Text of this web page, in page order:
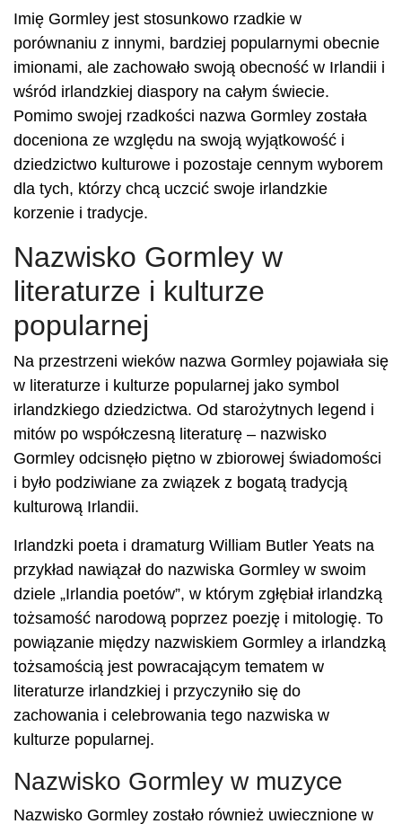
Imię Gormley jest stosunkowo rzadkie w
porównaniu z innymi, bardziej popularnymi obecnie
imionami, ale zachowało swoją obecność w Irlandii i
wśród irlandzkiej diaspory na całym świecie.
Pomimo swojej rzadkości nazwa Gormley została
doceniona ze względu na swoją wyjątkowość i
dziedzictwo kulturowe i pozostaje cennym wyborem
dla tych, którzy chcą uczcić swoje irlandzkie
korzenie i tradycje.
Nazwisko Gormley w
literaturze i kulturze
popularnej
Na przestrzeni wieków nazwa Gormley pojawiała się
w literaturze i kulturze popularnej jako symbol
irlandzkiego dziedzictwa. Od starożytnych legend i
mitów po współczesną literaturę – nazwisko
Gormley odcisnęło piętno w zbiorowej świadomości
i było podziwiane za związek z bogatą tradycją
kulturową Irlandii.
Irlandzki poeta i dramaturg William Butler Yeats na
przykład nawiązał do nazwiska Gormley w swoim
dziele „Irlandia poetów”, w którym zgłębiał irlandzką
tożsamość narodową poprzez poezję i mitologię. To
powiązanie między nazwiskiem Gormley a irlandzką
tożsamością jest powracającym tematem w
literaturze irlandzkiej i przyczyniło się do
zachowania i celebrowania tego nazwiska w
kulturze popularnej.
Nazwisko Gormley w muzyce
Nazwisko Gormley zostało również uwiecznione w